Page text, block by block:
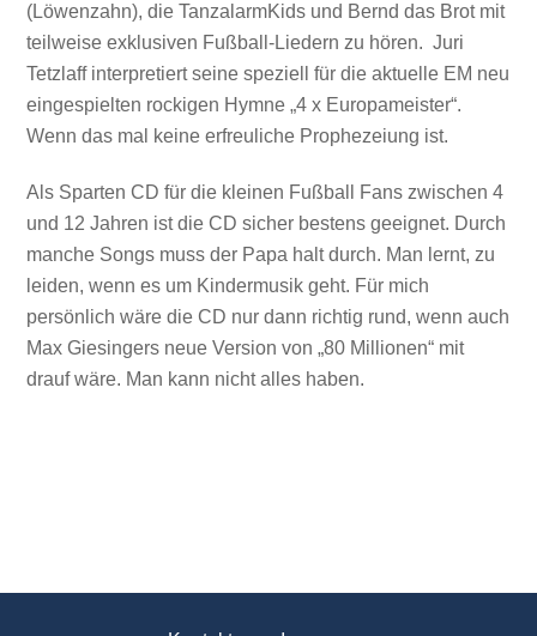
(Löwenzahn), die TanzalarmKids und Bernd das Brot mit
teilweise exklusiven Fußball-Liedern zu hören. Juri
Tetzlaff interpretiert seine speziell für die aktuelle EM neu
eingespielten rockigen Hymne „4 x Europameister“.
Wenn das mal keine erfreuliche Prophezeiung ist.
Als Sparten CD für die kleinen Fußball Fans zwischen 4
und 12 Jahren ist die CD sicher bestens geeignet. Durch
manche Songs muss der Papa halt durch. Man lernt, zu
leiden, wenn es um Kindermusik geht. Für mich
persönlich wäre die CD nur dann richtig rund, wenn auch
Max Giesingers neue Version von „80 Millionen“ mit
drauf wäre. Man kann nicht alles haben.